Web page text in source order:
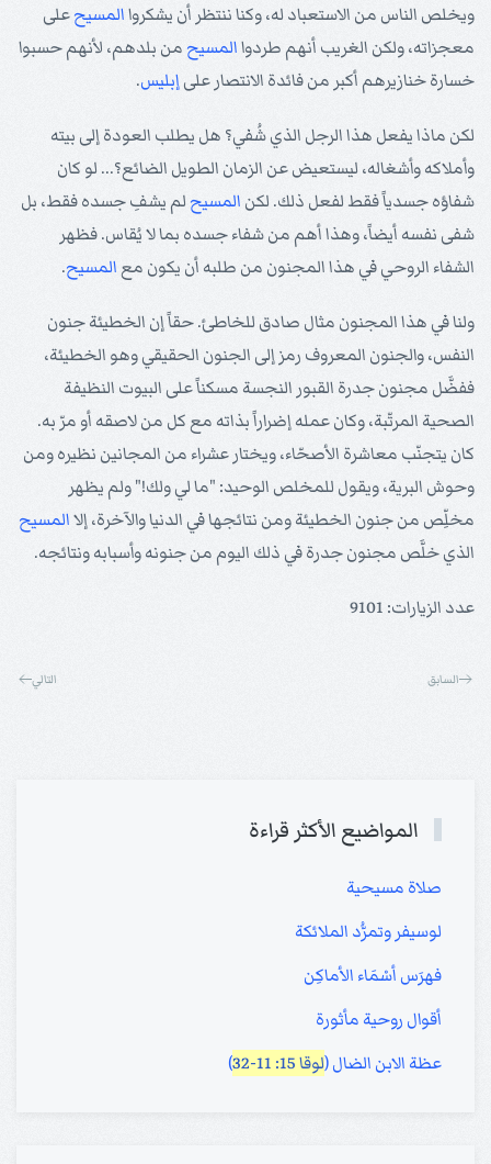
ويخلص الناس من الاستعباد له، وكنا ننتظر أن يشكرواالمسيحعلى
معجزاته، ولكن الغريب أنهم طردواالمسيح من بلدهم، لأنهم حسبوا
خسارة خنازيرهم أكبر من فائدة الانتصار علىإبليس.
لكن ماذا يفعل هذا الرجل الذي شُفي؟ هل يطلب العودة إلى بيته
وأملاكه وأشغاله، ليستعيض عن الزمان الطويل الضائع؟... لو كان
شفاؤه جسدياً فقط لفعل ذلك. لكن المسيح لم يشفِ جسده فقط، بل
شفى نفسه أيضاً، وهذا أهم من شفاء جسده بما لا يُقاس. فظهر
الشفاء الروحي في هذا المجنون من طلبه أن يكون مع المسيح.
ولنا في هذا المجنون مثال صادق للخاطئ. حقاً إن الخطيئة جنون
النفس، والجنون المعروف رمز إلى الجنون الحقيقي وهو الخطيئة،
ففضَّل مجنون جدرة القبور النجسة مسكناً على البيوت النظيفة
الصحية المرتّبة، وكان عمله إضراراً بذاته مع كل من لاصقه أو مرّ به.
كان يتجنّب معاشرة الأصحّاء، ويختار عشراء من المجانين نظيره ومن
وحوش البرية، ويقول للمخلص الوحيد: "ما لي ولك!" ولم يظهر
مخلِّص من جنون الخطيئة ومن نتائجها في الدنيا والآخرة، إلاالمسيح
الذي خلَّص مجنون جدرة في ذلك اليوم من جنونه وأسبابه ونتائجه.
عدد الزيارات: 9101
السابق التالي
المواضيع الأكثر قراءة
صلاة مسيحية
لوسيفر وتمرُّد الملائكة
فهرَس أسْمَاء الأماكِن
أقوال روحية مأثورة
عظة الابن الضال (لوقا 15: 11-32 )